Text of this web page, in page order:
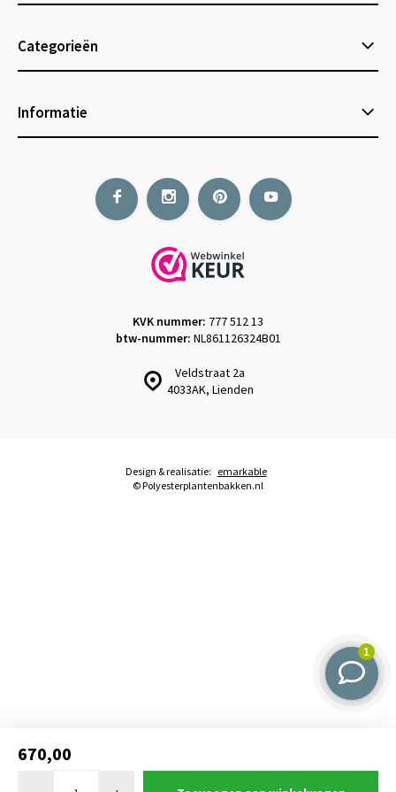
670,00
Categorieën
Informatie
Veldstraat 2a
4033AK, Lienden
KVK nummer: 777 512 13
btw-nummer: NL861126324B01
© Polyesterplantenbakken.nl
Design & realisatie: emarkable